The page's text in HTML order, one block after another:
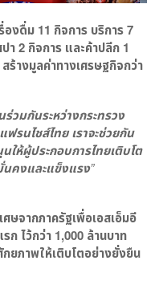
องดื่ม 11 กิจการ บริการ 7
า 2 กิจการ และค้าปลีก 1
สร้างมูลค่าทางเศรษฐกิจกว่า
วมกันระหว่างกระทรวง
ฟรนไชส์ไทย เราจะช่วยกัน
ห้ผู้ประกอบการไทยเติบโต
นคงและแข็งแรง”
ษจากภาครัฐเพื่อเอสเอ็มอี
ก ไว้กว่า 1,000 ล้านบาท
ยภาพให้เติบโตอย่างยั่งยืน